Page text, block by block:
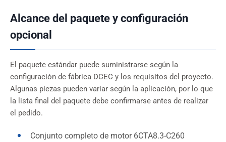
Alcance del paquete y configuración
opcional
El paquete estándar puede suministrarse según la
configuración de fábrica DCEC y los requisitos del proyecto.
Algunas piezas pueden variar según la aplicación, por lo que
la lista final del paquete debe confirmarse antes de realizar
el pedido.
Conjunto completo de motor 6CTA8.3-C260